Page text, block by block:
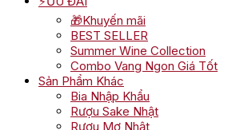
🎁Khuyến mãi
BEST SELLER
Summer Wine Collection
Combo Vang Ngon Giá Tốt
Sản Phẩm Khác
Bia Nhập Khẩu
Rượu Sake Nhật
Rượu Mơ Nhật